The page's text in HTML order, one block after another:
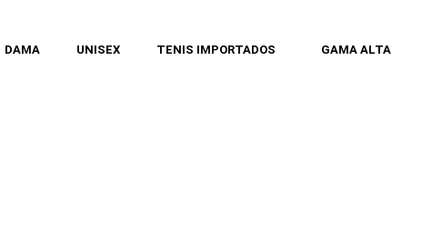
DAMA UNISEX TENIS IMPORTADOS GAMA ALTA